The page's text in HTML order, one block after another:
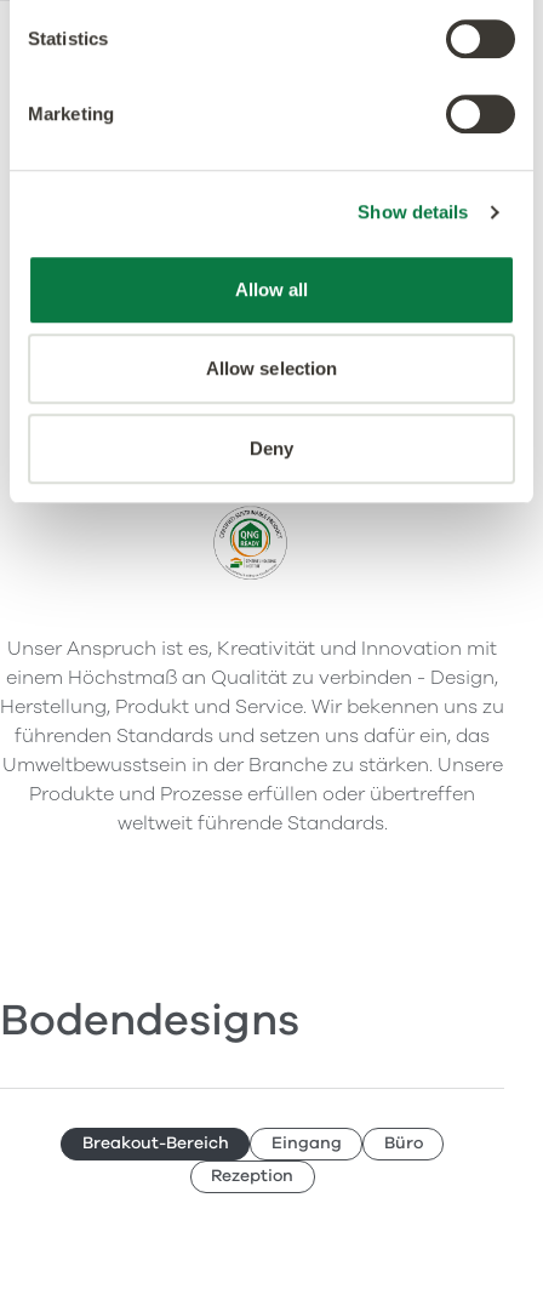
Statistics
Marketing
Show details
Allow all
Allow selection
Deny
Unser Anspruch ist es, Kreativität und Innovation mit
einem Höchstmaß an Qualität zu verbinden - Design,
Herstellung, Produkt und Service. Wir bekennen uns zu
führenden Standards und setzen uns dafür ein, das
Umweltbewusstsein in der Branche zu stärken. Unsere
Produkte und Prozesse erfüllen oder übertreffen
weltweit führende Standards.
Bodendesigns
Breakout-Bereich Eingang
Büro
Rezeption